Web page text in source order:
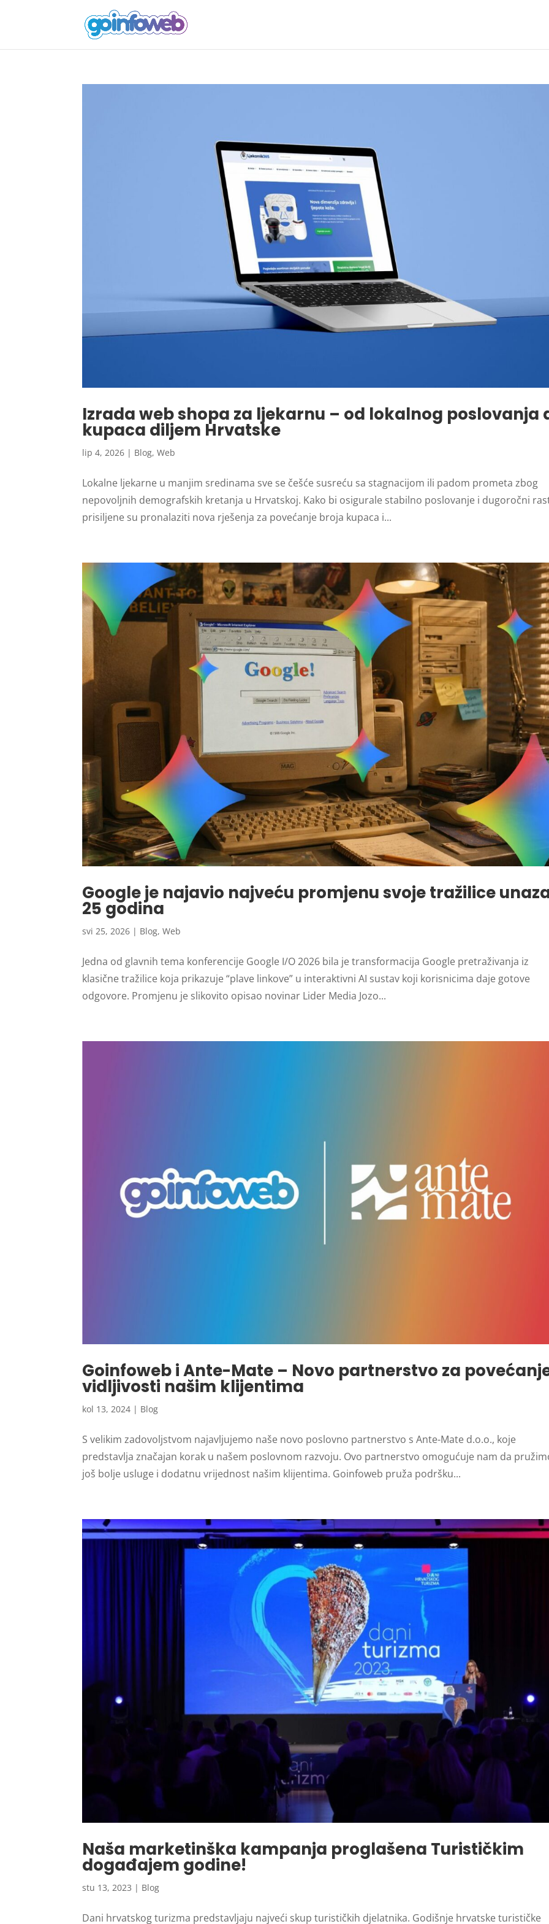
Izrada web shopa za ljekarnu – od lokalnog poslovanja
kupaca diljem Hrvatske
lip 4, 2026 | Blog,Web
Lokalne ljekarne u manjim sredinama sve se češće susreću sa stagnacijom ili padom prometa zbog
nepovoljnih demografskih kretanja u Hrvatskoj. Kako bi osigurale stabilno poslovanje i dugoročni
prisiljene su pronalaziti nova rješenja za povećanje broja kupaca i...
Google je najavio najveću promjenu svoje tražilice
25 godina
svi 25, 2026 | Blog,Web
Jedna od glavnih tema konferencije Google I/O 2026 bila je transformacija Google pretraživanja iz
klasične tražilice koja prikazuje “plave linkove” u interaktivni AI sustav koji korisnicima daje gotove
odgovore. Promjenu je slikovito opisao novinar Lider Media Jozo...
Goinfoweb i Ante-Mate – Novo partnerstvo za
vidljivosti našim klijentima
kol 13, 2024 | Blog
S velikim zadovoljstvom najavljujemo naše novo poslovno partnerstvo s Ante-Mate d.o.o., koje
predstavlja značajan korak u našem poslovnom razvoju. Ovo partnerstvo omogućuje nam da
još bolje usluge i dodatnu vrijednost našim klijentima. Goinfoweb pruža podršku...
Naša marketinška kampanja proglašena Turističkim
događajem godine!
stu 13, 2023 | Blog
Dani hrvatskog turizma predstavljaju najveći skup turističkih djelatnika. Godišnje hrvatske turističke